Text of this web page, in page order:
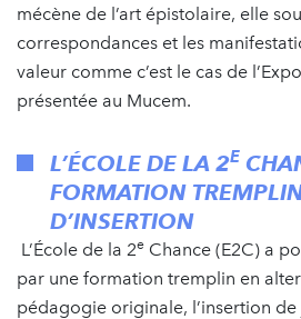
mécène de l’art épistolaire, elle
correspondances et les
valeur comme c’est le cas de
présentée au Mucem.
L’ÉCOLE DE LA 2E
FORMATION
D’INSERTION
L’École de la 2e Chance (E2C) a
par une formation tremplin en
pédagogie originale, l’insertion de